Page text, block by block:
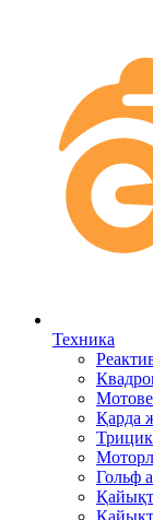
Техника
Қарда
Гольф